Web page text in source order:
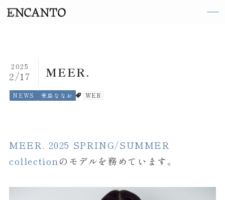
ARTIST
来島 ななお
阪井 まどか
MEER.
2025
2/17
NEWS 来島ななお WEB
MEER. 2025 SPRING/SUMMER
collectionのモデルを務めています。